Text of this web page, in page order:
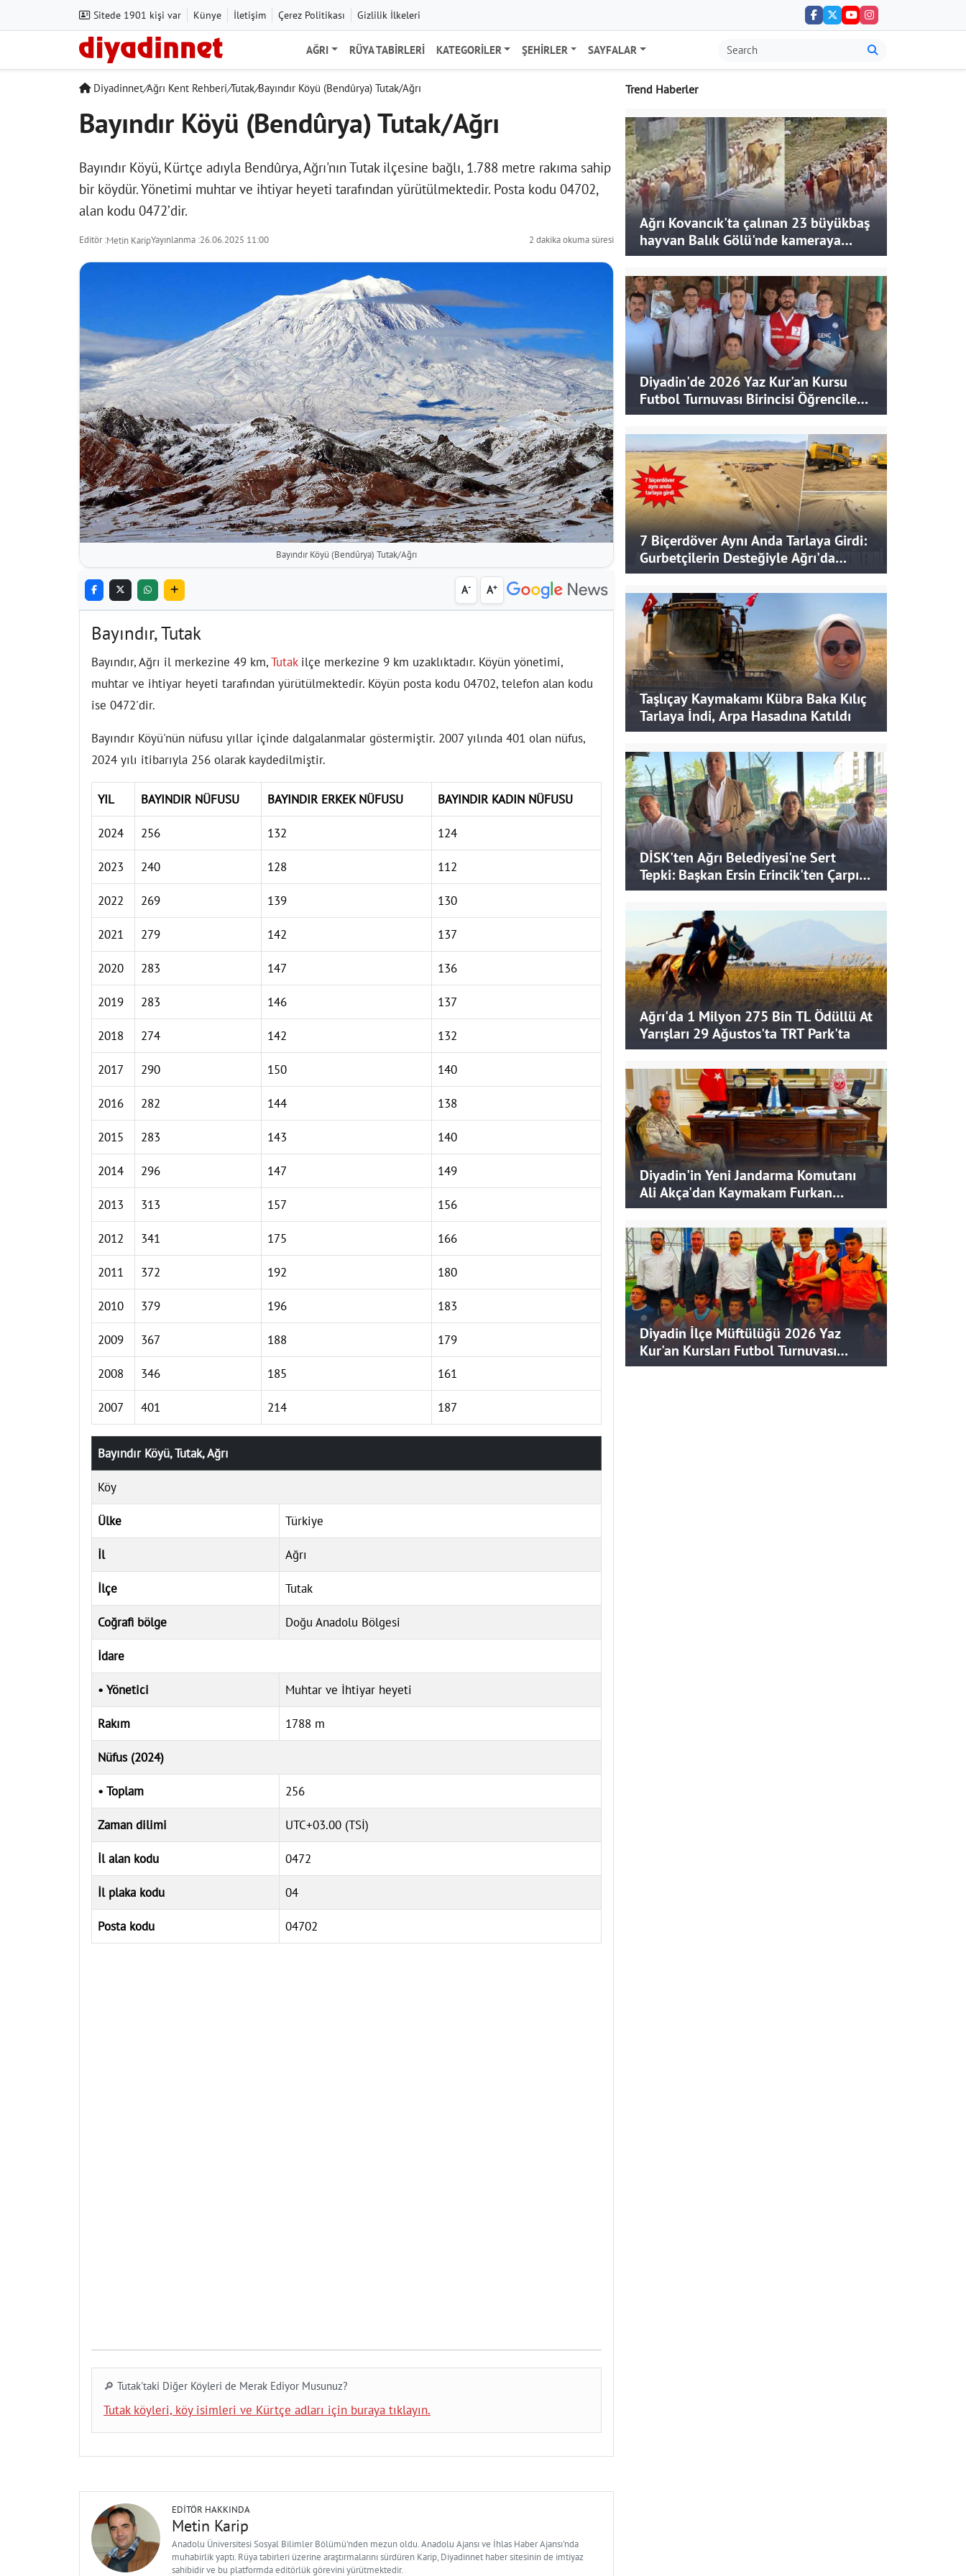
Sitede 1901 kişi var Künye İletişim Çerez Politikası Gizlilik İlkeleri
AĞRI RÜYA TABIRLERI KATEGORILER ŞEHIRLER SAYFALAR
Diyadinnet/Ağrı Kent Rehberi/Tutak/Bayındır Köyü (Bendûrya) Tutak/Ağrı
Bayındır Köyü (Bendûrya) Tutak/Ağrı
Bayındır Köyü, Kürtçe adıyla Bendûrya, Ağrı'nın Tutak ilçesine bağlı, 1.788 metre rakıma sahip
bir köydür. Yönetimi muhtar ve ihtiyar heyeti tarafından yürütülmektedir. Posta kodu 04702,
alan kodu 0472’dir.
Editör :Metin KaripYayınlanma :26.06.2025 11:00 2 dakika okuma süresi
Bayındır Köyü (Bendûrya) Tutak/Ağrı
A- A+
Bayındır, Tutak
Bayındır, Ağrı il merkezine 49 km,Tutakilçe merkezine 9 km uzaklıktadır. Köyün yönetimi,
muhtar ve ihtiyar heyeti tarafından yürütülmektedir. Köyün posta kodu 04702, telefon alan kodu
ise 0472'dir.
Bayındır Köyü'nün nüfusu yıllar içinde dalgalanmalar göstermiştir. 2007 yılında 401 olan nüfus,
2024 yılı itibarıyla 256 olarak kaydedilmiştir.
YIL BAYINDIR NÜFUSU BAYINDIR ERKEK NÜFUSU BAYINDIR KADIN NÜFUSU
2024 256 132 124
2023 240 128 112
2022 269 139 130
2021 279 142 137
2020 283 147 136
2019 283 146 137
2018 274 142 132
2017 290 150 140
2016 282 144 138
2015 283 143 140
2014 296 147 149
2013 313 157 156
2012 341 175 166
2011 372 192 180
2010 379 196 183
2009 367 188 179
2008 346 185 161
2007 401 214 187
Bayındır Köyü, Tutak, Ağrı
Köy
Ülke Türkiye
İl Ağrı
İlçe Tutak
Coğrafi bölge Doğu Anadolu Bölgesi
İdare
• Yönetici Muhtar ve İhtiyar heyeti
Rakım 1788 m
Nüfus (2024)
• Toplam 256
Zaman dilimi UTC+03.00 (TSİ)
İl alan kodu 0472
İl plaka kodu 04
Posta kodu 04702
🔎 Tutak'taki Diğer Köyleri de Merak Ediyor Musunuz?
Tutak köyleri, köy isimleri ve Kürtçe adları için buraya tıklayın.
EDITÖR HAKKINDA
Metin Karip
Anadolu Üniversitesi Sosyal Bilimler Bölümü'nden mezun oldu. Anadolu Ajansı ve İhlas Haber Ajansı'nda
muhabirlik yaptı. Rüya tabirleri üzerine araştırmalarını sürdüren Karip, Diyadinnet haber sitesinin de imtiyaz
sahibidir ve bu platformda editörlük görevini yürütmektedir.
Trend Haberler
Ağrı Kovancık'ta çalınan 23 büyükbaş
hayvan Balık Gölü'nde kameraya
takıldı
Diyadin'de 2026 Yaz Kur'an Kursu
Futbol Turnuvası Birincisi Öğrencilere
Hediye
7 Biçerdöver Aynı Anda Tarlaya Girdi:
Gurbetçilerin Desteğiyle Ağrı'da
Bereketli Hasat
Taşlıçay Kaymakamı Kübra Baka Kılıç
Tarlaya İndi, Arpa Hasadına Katıldı
DİSK'ten Ağrı Belediyesi'ne Sert
Tepki: Başkan Ersin Erincik'ten Çarpıcı
İddialar
Ağrı'da 1 Milyon 275 Bin TL Ödüllü At
Yarışları 29 Ağustos'ta TRT Park'ta
Diyadin'in Yeni Jandarma Komutanı
Ali Akça'dan Kaymakam Furkan
Korkusuz'a Ziyaret
Diyadin İlçe Müftülüğü 2026 Yaz
Kur'an Kursları Futbol Turnuvası
Tamamlandı